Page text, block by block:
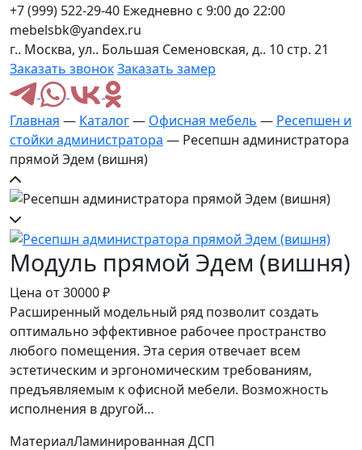
+7 (999) 522-29-40 Ежедневно с 9:00 до 22:00
mebelsbk@yandex.ru
г.. Москва, ул.. Большая Семеновская, д.. 10 стр. 21
Заказать звонокЗаказать замер
Главная — Каталог— Офисная мебель — Ресепшен и
стойки администратора — Ресепшн администратора
прямой Эдем (вишня)
Модуль прямой Эдем (вишня)
Цена от30000₽
Расширенный модельный ряд позволит создать
оптимально эффективное рабочее пространство
любого помещения. Эта серия отвечает всем
эстетическим и эргономическим требованиям,
предъявляемым к офисной мебели. Возможность
исполнения в другой…
МатериалЛаминированная ДСП